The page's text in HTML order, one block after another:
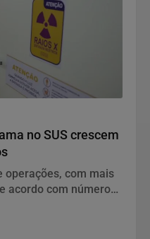
no SUS crescem
operações, com mais
acordo com números